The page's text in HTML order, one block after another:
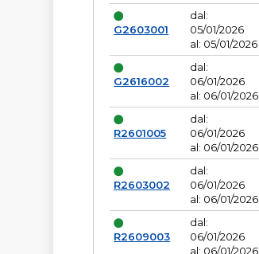
G2603001
dal:
05/01/2026
al: 05/01/2026
G2616002
dal:
06/01/2026
al: 06/01/2026
R2601005
dal:
06/01/2026
al: 06/01/2026
R2603002
dal:
06/01/2026
al: 06/01/2026
R2609003
dal:
06/01/2026
al: 06/01/2026